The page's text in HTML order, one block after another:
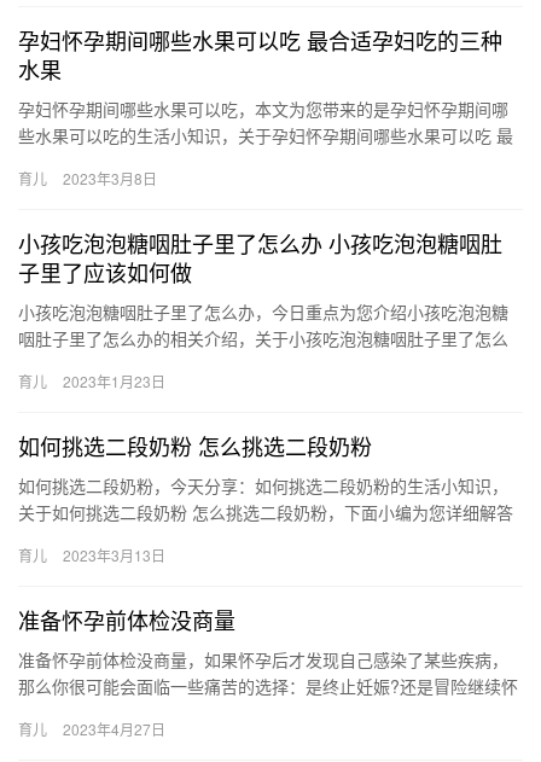
孕妇怀孕期间哪些水果可以吃 最合适孕妇吃的三种
水果
孕妇怀孕期间哪些水果可以吃，本文为您带来的是孕妇怀孕期间哪
些水果可以吃的生活小知识，关于孕妇怀孕期间哪些水果可以吃 最
有…
育儿 2023年3月8日
小孩吃泡泡糖咽肚子里了怎么办 小孩吃泡泡糖咽肚
子里了应该如何做
小孩吃泡泡糖咽肚子里了怎么办，今日重点为您介绍小孩吃泡泡糖
咽肚子里了怎么办的相关介绍，关于小孩吃泡泡糖咽肚子里了怎么
1、…
育儿 2023年1月23日
如何挑选二段奶粉 怎么挑选二段奶粉
如何挑选二段奶粉，今天分享：如何挑选二段奶粉的生活小知识，
关于如何挑选二段奶粉 怎么挑选二段奶粉，下面小编为您详细解答
育儿 2023年3月13日
准备怀孕前体检没商量
准备怀孕前体检没商量，如果怀孕后才发现自己感染了某些疾病，
那么你很可能会面临一些痛苦的选择：是终止妊娠?还是冒险继续怀
…
育儿 2023年4月27日